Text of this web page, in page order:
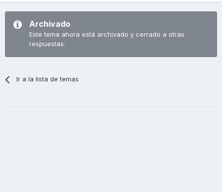
Archivado
Este tema ahora está archivado y cerrado a otras
respuestas.
Ir a la lista de temas